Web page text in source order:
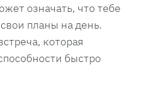
означать, что тебе
планы на день.
которая
быстро